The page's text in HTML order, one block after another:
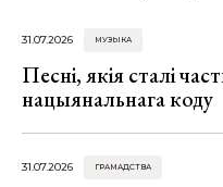
31.07.2026 МУЗЫКА
Песні, якія сталі
нацыянальнага коду
31.07.2026 ГРАМАДСТВА